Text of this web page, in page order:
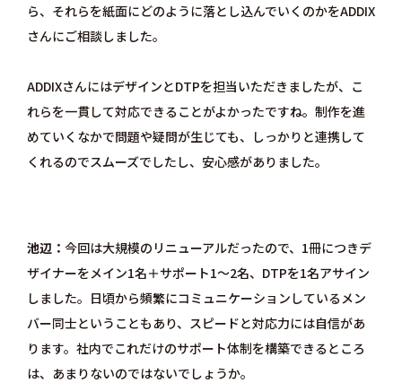
ら、それらを紙面にどのように落とし込んでいくのかをADDIX
さんにご相談しました。
ADDIXさんにはデザインとDTPを担当いただきましたが、こ
れらを一貫して対応できることがよかったですね。制作を進
めていくなかで問題や疑問が生じても、しっかりと連携して
くれるのでスムーズでしたし、安心感がありました。
池辺
今回は大規模のリニューアルだったので、1冊につきデ
ザイナーをメイン1名＋サポート1～2名、DTPを1名アサイン
しました。日頃から頻繁にコミュニケーションしているメン
バー同士ということもあり、スピードと対応力には自信があ
ります。社内でこれだけのサポート体制を構築できるところ
は、あまりないのではないでしょうか。